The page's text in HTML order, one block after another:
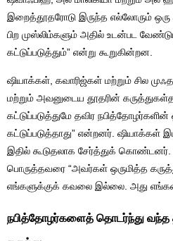
இறைத்தூதரோடு இருந்த எல்லோரும் ஒரு
பிற முஸ்லிம்களும் அதில் உடன்பட
கட்டுப்படுத்தும்” என்று கூறுகின்றன.
ஷியாக்கள், கவாரிஜ்கள் மற்றும் சில
மற்றும் அவனுடைய தூதரின்
கட்டுப்படுத்துமே தவிர
கட்டுப்படுத்தாது” என்றனர். ஷியாக்கள்
இதில் கூடுதலாக சேர்த்துக்
பொருத்தவரை “அவர்கள் ஒருமித்த
எங்களுக்குக் கவலை இல்லை. அது
நபித்தோழர்களைத் தொடர்ந்து வந்த